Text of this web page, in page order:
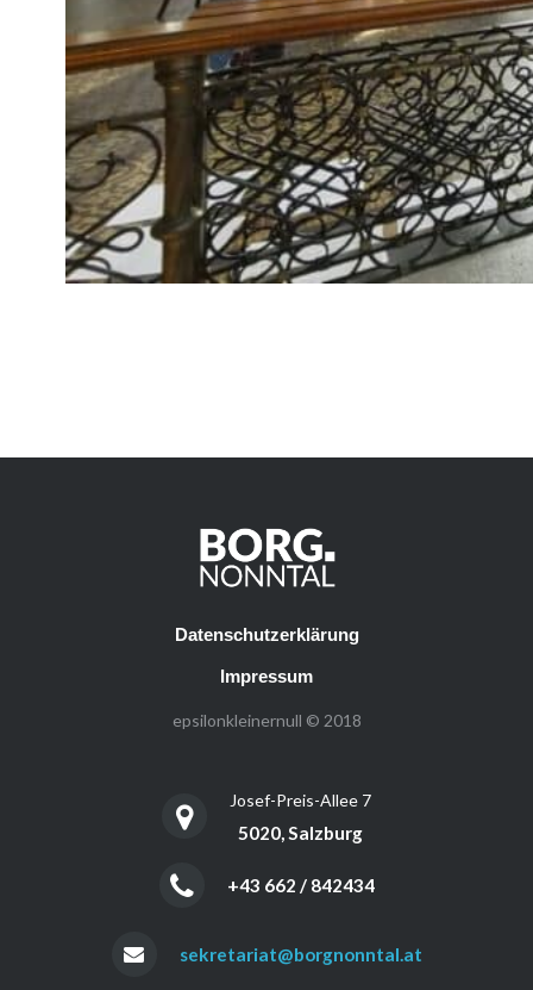
Datenschutzerklärung
Impressum
epsilonkleinernull © 2018
Josef-Preis-Allee 7
5020, Salzburg
+43 662 / 842434
sekretariat@borgnonntal.at